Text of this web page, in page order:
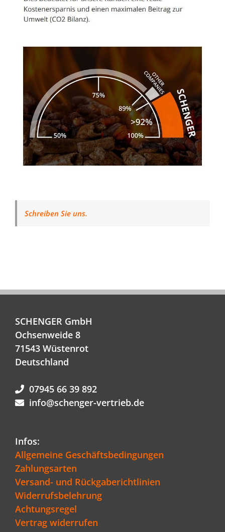
Schreiben Sie uns.
SCHENGER GmbH
Ochsenweide 8
71543 Wüstenrot
Deutschland
07945 66 39 892
info@schenger-vertrieb.de
Infos:
Allgemeine Geschäftsbedingungen
Zahlungsarten
Versand- und Rückgaberichtlinien
Widerrufsbelehrung
Achtungsregel
Vertrag widerrufen